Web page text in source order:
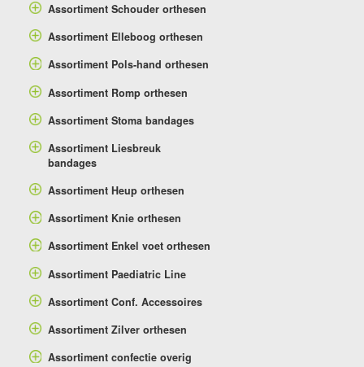
Assortiment Schouder orthesen
Assortiment Elleboog orthesen
Assortiment Pols-hand orthesen
Assortiment Romp orthesen
Assortiment Stoma bandages
Assortiment Liesbreuk
bandages
Assortiment Heup orthesen
Assortiment Knie orthesen
Assortiment Enkel voet orthesen
Assortiment Paediatric Line
Assortiment Conf. Accessoires
Assortiment Zilver orthesen
Assortiment confectie overig